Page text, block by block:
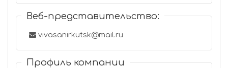
Веб-представительство:
vivasanirkutsk@mail.ru
Профиль компании